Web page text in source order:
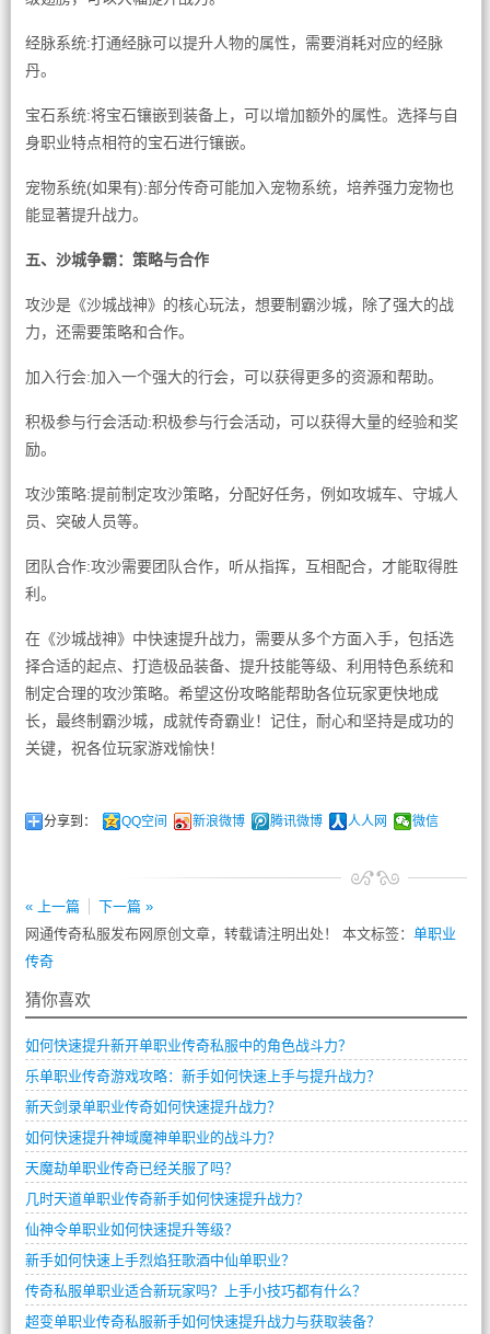
经脉系统:打通经脉可以提升人物的属性，需要消耗对应的经脉
丹。
宝石系统:将宝石镶嵌到装备上，可以增加额外的属性。选择与自
身职业特点相符的宝石进行镶嵌。
宠物系统(如果有):部分传奇可能加入宠物系统，培养强力宠物也
能显著提升战力。
五、沙城争霸：策略与合作
攻沙是《沙城战神》的核心玩法，想要制霸沙城，除了强大的战
力，还需要策略和合作。
加入行会:加入一个强大的行会，可以获得更多的资源和帮助。
积极参与行会活动:积极参与行会活动，可以获得大量的经验和奖
励。
攻沙策略:提前制定攻沙策略，分配好任务，例如攻城车、守城人
员、突破人员等。
团队合作:攻沙需要团队合作，听从指挥，互相配合，才能取得胜
利。
在《沙城战神》中快速提升战力，需要从多个方面入手，包括选
择合适的起点、打造极品装备、提升技能等级、利用特色系统和
制定合理的攻沙策略。希望这份攻略能帮助各位玩家更快地成
长，最终制霸沙城，成就传奇霸业！记住，耐心和坚持是成功的
关键，祝各位玩家游戏愉快！
分享到： QQ空间 新浪微博 腾讯微博 人人网 微信
« 上一篇
下一篇 »
网通传奇私服发布网原创文章，转载请注明出处！ 本文标签： 单职业
传奇
猜你喜欢
如何快速提升新开单职业传奇私服中的角色战斗力？
乐单职业传奇游戏攻略：新手如何快速上手与提升战力？
新天剑录单职业传奇如何快速提升战力？
如何快速提升神域魔神单职业的战斗力？
天魔劫单职业传奇已经关服了吗？
几时天道单职业传奇新手如何快速提升战力？
仙神令单职业如何快速提升等级？
新手如何快速上手烈焰狂歌酒中仙单职业？
传奇私服单职业适合新玩家吗？上手小技巧都有什么？
超变单职业传奇私服新手如何快速提升战力与获取装备？